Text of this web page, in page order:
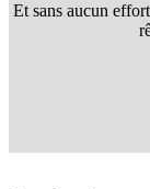
Et sans aucun